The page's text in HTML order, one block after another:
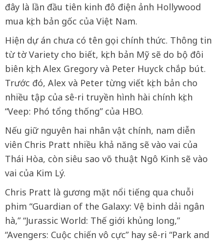
đây là lần đầu tiên kinh đô điện ảnh Hollywood
mua kịch bản gốc của Việt Nam.
Hiện dự án chưa có tên gọi chính thức. Thông tin
từ tờ Variety cho biết, kịch bản Mỹ sẽ do bộ đôi
biên kịch Alex Gregory và Peter Huyck chắp bút.
Trước đó, Alex và Peter từng viết kịch bản cho
nhiều tập của sê-ri truyền hình hài chính kịch
“Veep: Phó tổng thống” của HBO.
Nếu giữ nguyên hai nhân vật chính, nam diễn
viên Chris Pratt nhiều khả năng sẽ vào vai của
Thái Hòa, còn siêu sao võ thuật Ngô Kinh sẽ vào
vai của Kim Lý.
Chris Pratt là gương mặt nổi tiếng qua chuỗi
phim “Guardian of the Galaxy: Vệ binh dải ngân
hà,” “Jurassic World: Thế giới khủng long,”
“Avengers: Cuộc chiến vô cực” hay sê-ri “Park and